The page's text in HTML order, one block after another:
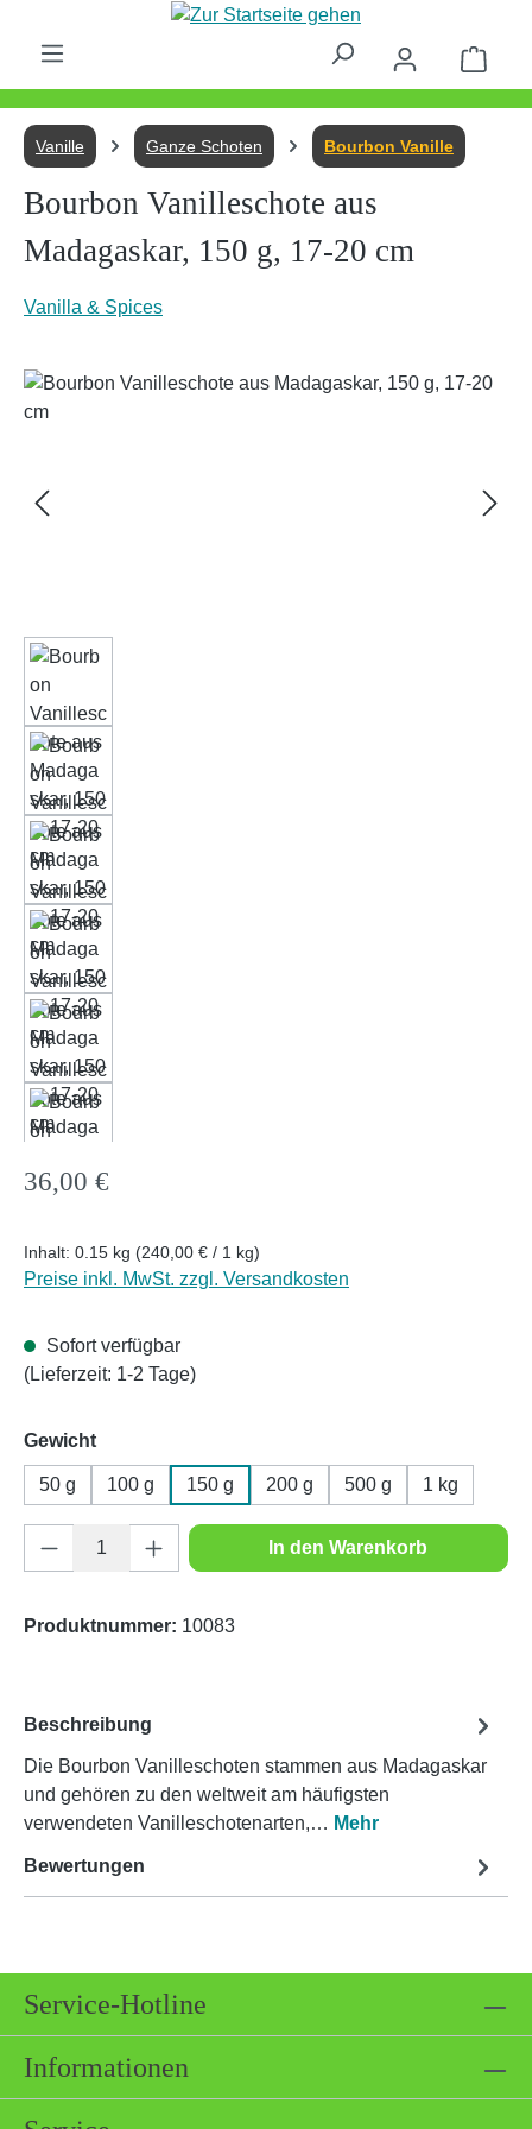
Zum Hauptinhalt springen
Vanille Ganze Schoten Bourbon Vanille
Bourbon Vanilleschote aus
Madagaskar, 150 g, 17-20 cm
Vanilla & Spices
Bildergalerie überspringen
Regulärer Preis:
36,00 €
Inhalt: 0.15 kg (240,00 € / 1 kg)
Preise inkl. MwSt. zzgl. Versandkosten
Sofort verfügbar
(Lieferzeit: 1-2 Tage)
Gewichtauswählen
50 g 100 g 150 g 200 g 500 g 1 kg
Produkt Anzahl: Gib den gewünschten
In den Warenkorb
Produktnummer: 10083
Beschreibung
Die Bourbon Vanilleschoten stammen aus Madagaskar
und gehören zu den weltweit am häufigsten
verwendeten Vanilleschotenarten,… Mehr
Bewertungen
Service-Hotline
Informationen